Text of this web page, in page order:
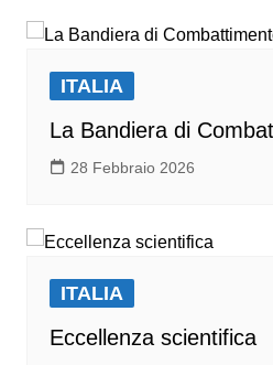
ITALIA
La Bandiera di
28 Febbraio 2026
ITALIA
Eccellenza scientifica